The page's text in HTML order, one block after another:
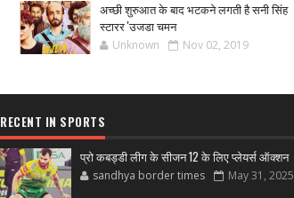
अच्छी शुरुआत के बाद भटकने लगती है सनी सिंह
स्टारर 'उजडा चमन
Unknown Nov 02, 2019
RECENT IN SPORTS
प्रो कबड्डी लीग के सीजन 12 के लिए प्लेयर्स ऑक्शन
sandhya border times May 31, 2025